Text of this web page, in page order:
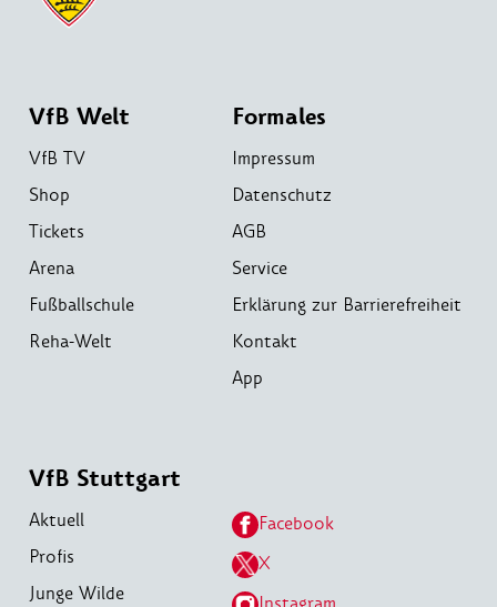
VfB Welt
VfB TV
Shop
Tickets
Arena
Fußballschule
Reha-Welt
Formales
Impressum
Datenschutz
AGB
Service
Erklärung zur Barrierefreiheit
Kontakt
App
VfB Stuttgart
Aktuell
Profis
Junge Wilde
Facebook
X